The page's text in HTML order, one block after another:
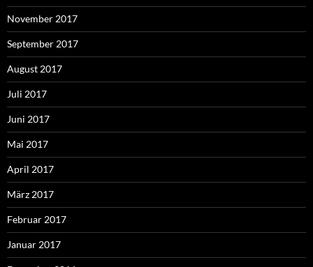
November 2017
September 2017
August 2017
Juli 2017
Juni 2017
Mai 2017
April 2017
März 2017
Februar 2017
Januar 2017